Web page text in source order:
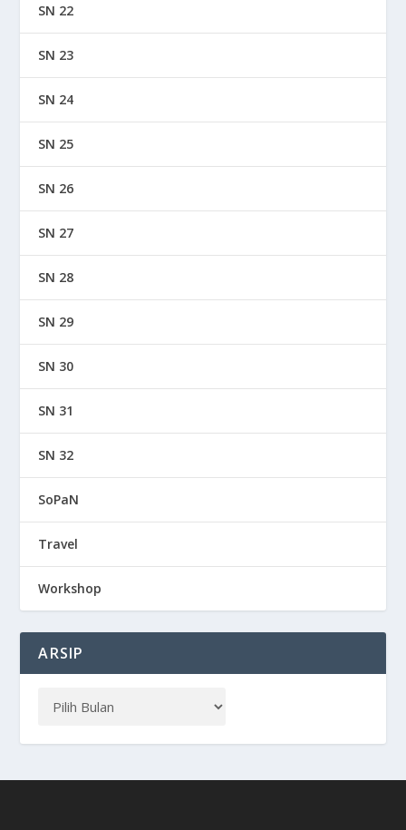
SN 22
SN 23
SN 24
SN 25
SN 26
SN 27
SN 28
SN 29
SN 30
SN 31
SN 32
SoPaN
Travel
Workshop
ARSIP